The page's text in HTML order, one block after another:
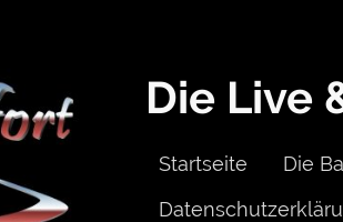
Die Live
Startseite Die